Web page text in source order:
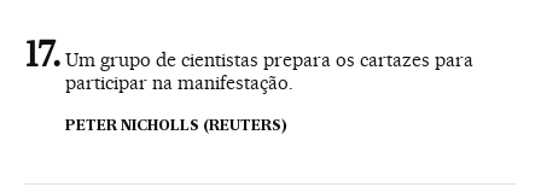
Um grupo de cientistas prepara os cartazes para
participar na manifestação.
PETER NICHOLLS (REUTERS)